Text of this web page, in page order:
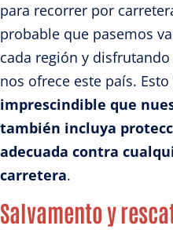
para recorrer por
probable que pasemos
cada región y
nos ofrece este país.
imprescindible que
también incluya
adecuada contra
carretera.
Salvamento y